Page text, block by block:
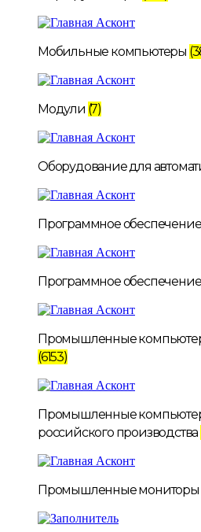
Мобильные компьютеры
Модули (7)
Оборудование для
Программное обеспечение
Программное
Промышленные
(6153)
Промышленные
российского производства
Промышленные